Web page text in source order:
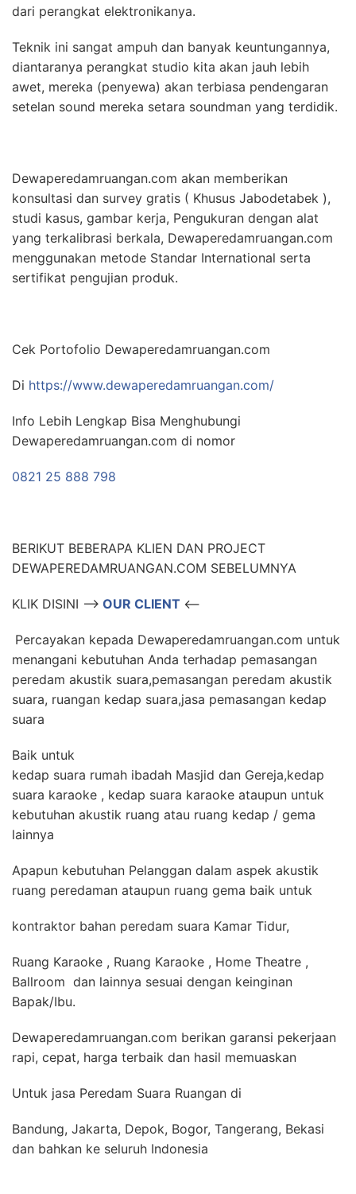
dari perangkat elektronikanya.
Teknik ini sangat ampuh dan banyak keuntungannya,
diantaranya perangkat studio kita akan jauh lebih
awet, mereka (penyewa) akan terbiasa pendengaran
setelan sound mereka setara soundman yang terdidik.
Dewaperedamruangan.com akan memberikan
konsultasi dan survey gratis ( Khusus Jabodetabek ),
studi kasus, gambar kerja, Pengukuran dengan alat
yang terkalibrasi berkala, Dewaperedamruangan.com
menggunakan metode Standar International serta
sertifikat pengujian produk.
Cek Portofolio Dewaperedamruangan.com
Di https://www.dewaperedamruangan.com/
Info Lebih Lengkap Bisa Menghubungi
Dewaperedamruangan.com di nomor
0821 25 888 798
BERIKUT BEBERAPA KLIEN DAN PROJECT
DEWAPEREDAMRUANGAN.COM SEBELUMNYA
KLIK DISINI –> OUR CLIENT <–
Percayakan kepada Dewaperedamruangan.com untuk
menangani kebutuhan Anda terhadap pemasangan
peredam akustik suara,pemasangan peredam akustik
suara, ruangan kedap suara,jasa pemasangan kedap
suara
Baik untuk
kedap suara rumah ibadah Masjid dan Gereja,kedap
suara karaoke , kedap suara karaoke ataupun untuk
kebutuhan akustik ruang atau ruang kedap / gema
lainnya
Apapun kebutuhan Pelanggan dalam aspek akustik
ruang peredaman ataupun ruang gema baik untuk
kontraktor bahan peredam suara Kamar Tidur,
Ruang Karaoke , Ruang Karaoke , Home Theatre ,
Ballroom dan lainnya sesuai dengan keinginan
Bapak/Ibu.
Dewaperedamruangan.com berikan garansi pekerjaan
rapi, cepat, harga terbaik dan hasil memuaskan
Untuk jasa Peredam Suara Ruangan di
Bandung, Jakarta, Depok, Bogor, Tangerang, Bekasi
dan bahkan ke seluruh Indonesia